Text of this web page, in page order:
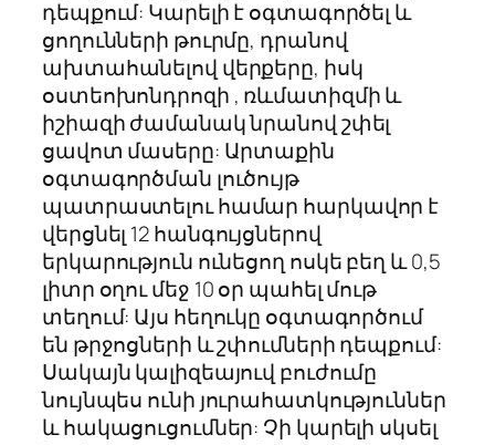
դեպքում: Կարելի է օգտագործել և
ցողունների թուրմը, դրանով
ախտահանելով վերքերը, իսկ
օստեոխոնդրոզի , ռևմատիզմի և
իշիազի ժամանակ նրանով շփել
ցավոտ մասերը: Արտաքին
օգտագործման լուծույթ
պատրաստելու համար հարկավոր է
վերցնել 12 հանգույցներով
երկարություն ունեցող ոսկե բեղ և 0,5
լիտր օղու մեջ 10 օր պահել մութ
տեղում: Այս հեղուկը օգտագործում
են թրջոցների և շփումների դեպքում:
Սակայն կալիզեայուվ բուժումը
նույնպես ունի յուրահատկություններ
և հակացուցումներ: Չի կարելի սկսել